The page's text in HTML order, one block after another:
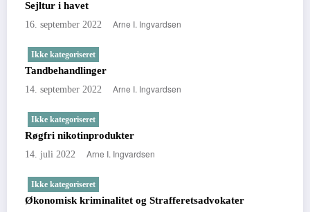
Sejltur i havet
16. september 2022 Arne I. Ingvardsen
Ikke kategoriseret
Tandbehandlinger
14. september 2022 Arne I. Ingvardsen
Ikke kategoriseret
Røgfri nikotinprodukter
14. juli 2022 Arne I. Ingvardsen
Ikke kategoriseret
Økonomisk kriminalitet og Strafferetsadvokater